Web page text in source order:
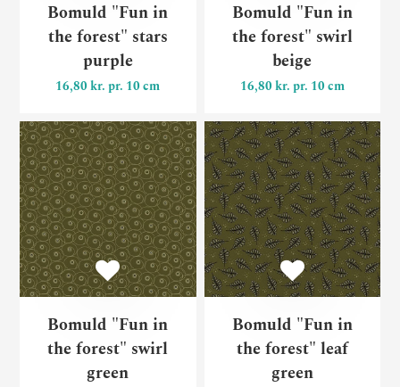
Bomuld "Fun in
the forest" stars
purple
16,80 kr. pr. 10 cm
Bomuld "Fun in
the forest" swirl
beige
16,80 kr. pr. 10 cm
Bomuld "Fun in
the forest" swirl
green
Bomuld "Fun in the forest"
Bomuld "Fun in
the forest" leaf
green